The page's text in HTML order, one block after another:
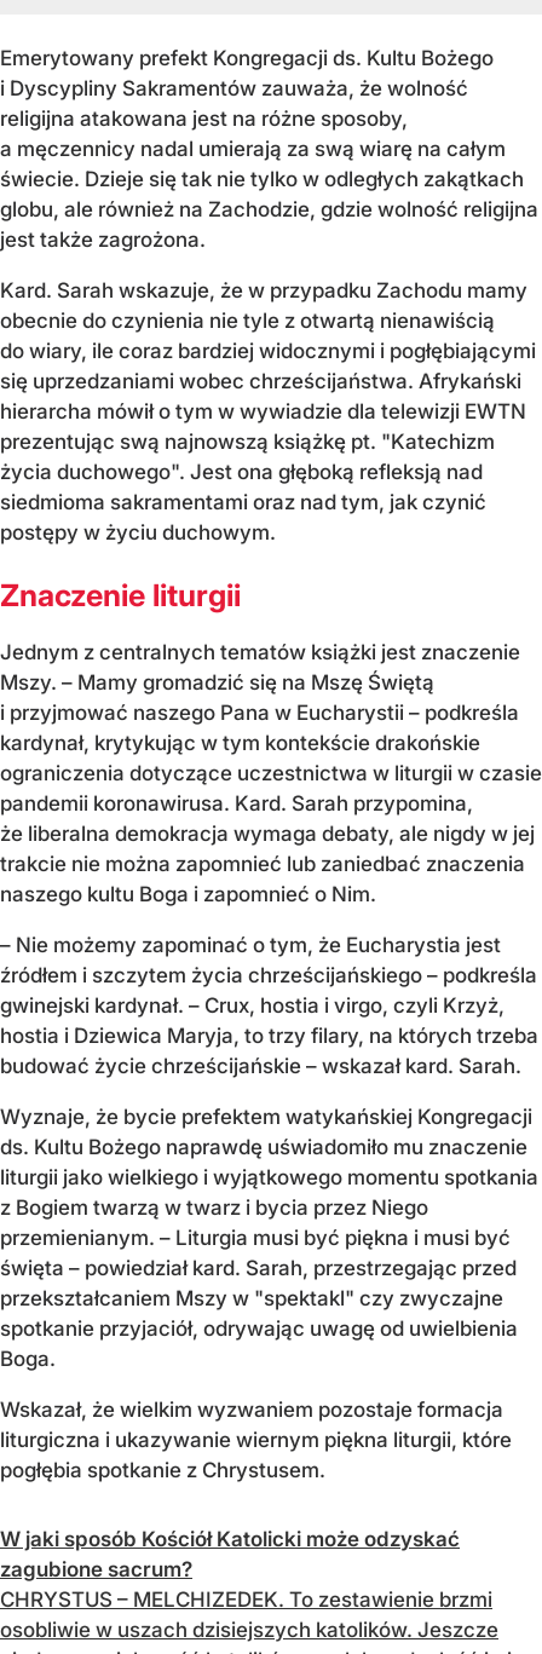
Emerytowany prefekt Kongregacji ds. Kultu Bożego
i Dyscypliny Sakramentów zauważa, że wolność
religijna atakowana jest na różne sposoby,
a męczennicy nadal umierają za swą wiarę na całym
świecie. Dzieje się tak nie tylko w odległych zakątkach
globu, ale również na Zachodzie, gdzie wolność religijna
jest także zagrożona.
Kard. Sarah wskazuje, że w przypadku Zachodu mamy
obecnie do czynienia nie tyle z otwartą nienawiścią
do wiary, ile coraz bardziej widocznymi i pogłębiającymi
się uprzedzaniami wobec chrześcijaństwa. Afrykański
hierarcha mówił o tym w wywiadzie dla telewizji EWTN
prezentując swą najnowszą książkę pt. "Katechizm
życia duchowego". Jest ona głęboką refleksją nad
siedmioma sakramentami oraz nad tym, jak czynić
postępy w życiu duchowym.
Znaczenie liturgii
Jednym z centralnych tematów książki jest znaczenie
Mszy. – Mamy gromadzić się na Mszę Świętą
i przyjmować naszego Pana w Eucharystii – podkreśla
kardynał, krytykując w tym kontekście drakońskie
ograniczenia dotyczące uczestnictwa w liturgii w czasie
pandemii koronawirusa. Kard. Sarah przypomina,
że liberalna demokracja wymaga debaty, ale nigdy w jej
trakcie nie można zapomnieć lub zaniedbać znaczenia
naszego kultu Boga i zapomnieć o Nim.
– Nie możemy zapominać o tym, że Eucharystia jest
źródłem i szczytem życia chrześcijańskiego – podkreśla
gwinejski kardynał. – Crux, hostia i virgo, czyli Krzyż,
hostia i Dziewica Maryja, to trzy filary, na których trzeba
budować życie chrześcijańskie – wskazał kard. Sarah.
Wyznaje, że bycie prefektem watykańskiej Kongregacji
ds. Kultu Bożego naprawdę uświadomiło mu znaczenie
liturgii jako wielkiego i wyjątkowego momentu spotkania
z Bogiem twarzą w twarz i bycia przez Niego
przemienianym. – Liturgia musi być piękna i musi być
święta – powiedział kard. Sarah, przestrzegając przed
przekształcaniem Mszy w "spektakl" czy zwyczajne
spotkanie przyjaciół, odrywając uwagę od uwielbienia
Boga.
Wskazał, że wielkim wyzwaniem pozostaje formacja
liturgiczna i ukazywanie wiernym piękna liturgii, które
pogłębia spotkanie z Chrystusem.
W jaki sposób Kościół Katolicki może odzyskać
zagubione sacrum?
CHRYSTUS – MELCHIZEDEK. To zestawienie brzmi
osobliwie w uszach dzisiejszych katolików. Jeszcze